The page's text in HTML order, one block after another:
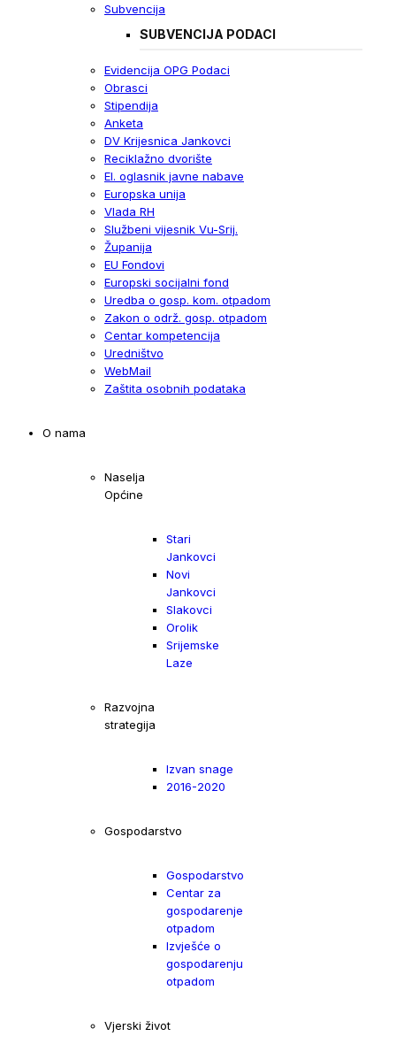
Subvencija
SUBVENCIJA PODACI
Evidencija OPG Podaci
Obrasci
Stipendija
Anketa
DV Krijesnica Jankovci
Reciklažno dvorište
El. oglasnik javne nabave
Europska unija
Vlada RH
Službeni vijesnik Vu-Srij.
Županija
EU Fondovi
Europski socijalni fond
Uredba o gosp. kom. otpadom
Zakon o održ. gosp. otpadom
Centar kompetencija
Uredništvo
WebMail
Zaštita osobnih podataka
O nama
Naselja
Općine
Stari
Jankovci
Novi
Jankovci
Slakovci
Orolik
Srijemske
Laze
Razvojna
strategija
Izvan snage
2016-2020
Gospodarstvo
Gospodarstvo
Centar za
gospodarenje
otpadom
Izvješće o
gospodarenju
otpadom
Vjerski život